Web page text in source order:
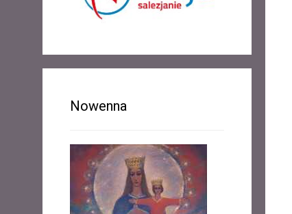
Nowenna